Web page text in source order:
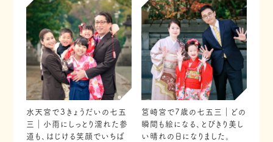
水天宮で３きょうだいの七五
三｜小雨にしっとり濡れた参
道も、はじける笑顔でいちば
筥崎宮で7歳の七五三｜どの
瞬間も絵になる、とびきり美し
い晴れの日になりました。